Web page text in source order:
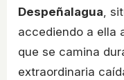
Despeñalagua,
accediendo a ella
que se camina
extraordinaria